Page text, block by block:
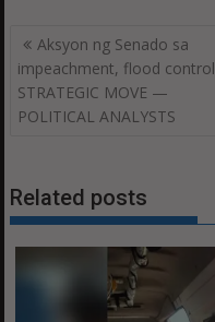
Post
navigation
Aksyon ng Senado sa
impeachment, flood control
STRATEGIC MOVE —
POLITICAL ANALYSTS
Related posts